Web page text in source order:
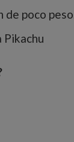
de poco
Pikachu